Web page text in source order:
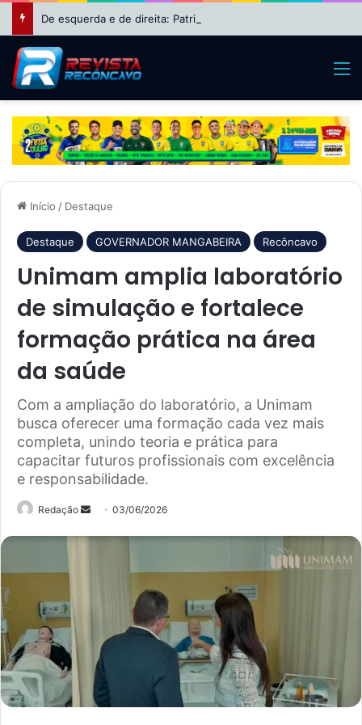
Início / Destaque
Destaque GOVERNADOR MANGABEIRA Recôncavo
Unimam amplia laboratório
de simulação e fortalece
formação prática na área
da saúde
Com a ampliação do laboratório, a Unimam
busca oferecer uma formação cada vez mais
completa, unindo teoria e prática para
capacitar futuros profissionais com excelência
e responsabilidade.
Redação
Mande03/06/2026